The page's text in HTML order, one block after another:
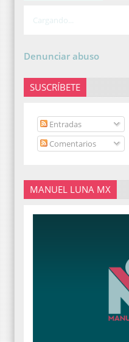
Cargando...
Denunciar abuso
SUSCRÍBETE
Entradas
Comentarios
MANUEL LUNA MX